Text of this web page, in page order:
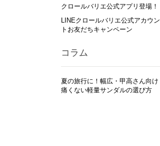
クロールバリエ公式アプリ登場！
LINEクロールバリエ公式アカウン
トお友だちキャンペーン
コラム
夏の旅行に！幅広・甲高さん向け
痛くない軽量サンダルの選び方